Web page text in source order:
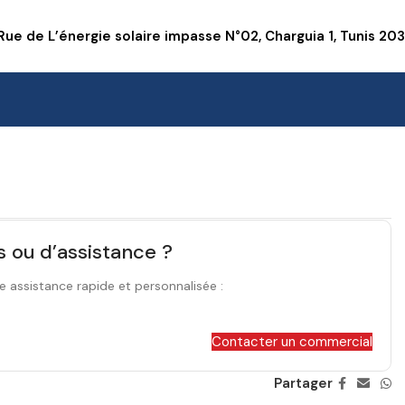
de L’énergie solaire impasse N°02, Charguia 1, Tunis
ou d’assistance ?
assistance rapide et personnalisée :
Contacter un commercial
Partager